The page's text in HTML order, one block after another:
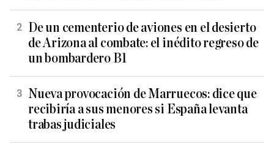
De un cementerio de aviones en el desierto
de Arizona al combate: el inédito regreso de
un bombardero B1
Nueva provocación de Marruecos: dice que
recibiría a sus menores si España levanta
trabas judiciales